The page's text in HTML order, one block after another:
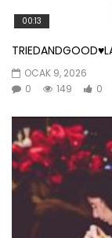
00:13
OCAK 9, 2026
0
149 0